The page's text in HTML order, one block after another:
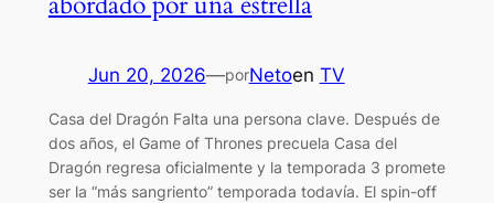
Jun 20, 2026—porNetoen TV
Casa del Dragón Falta una persona clave. Después de
dos años, el Game of Thrones precuela Casa del
Dragón regresa oficialmente y la temporada 3 promete
ser la “más sangriento” temporada todavía. El spin-off